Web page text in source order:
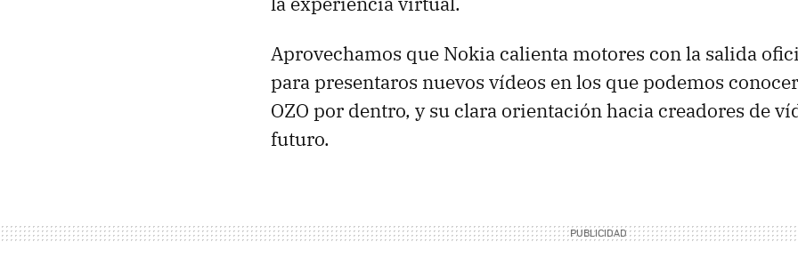
Aprovechamos que Nokia calienta motores con la salida
para presentaros nuevos vídeos en los que podemos
OZO por dentro, y su clara orientación hacia creadores de
futuro.